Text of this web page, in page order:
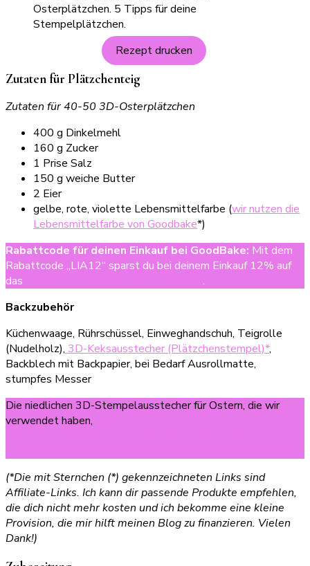
Rezept drucken
Zutaten für Plätzchenteig
Zutaten für 40-50 3D-Osterplätzchen
400 g Dinkelmehl
160 g Zucker
1 Prise Salz
150 g weiche Butter
2 Eier
gelbe, rote, violette Lebensmittelfarbe (wir nutzen die
Lebensmittelfarbe von Goodbake*)
Rabattcode für deinen Einkauf bei GoodBake: Mit dem
Rabattcode „LIA12“ sparst du bei deinem Einkauf 12% auf
das
.
Backzubehör
Küchenwaage, Rührschüssel, Einweghandschuh, Teigrolle
(Nudelholz), 3D-Keksausstecher (Plätzchenstempel)*,
Backblech mit Backpapier, bei Bedarf Ausrollmatte,
stumpfes Messer
Die niedlichen 3D-Stempelausstecher für Ostern, die wir
verwendet haben,
(*Die mit Sternchen (*) gekennzeichneten Links sind
Affiliate-Links. Ich kann dir passende Produkte empfehlen,
die dich nicht mehr kosten und ich bekomme eine kleine
Provision, die mir hilft meinen Blog zu finanzieren. Vielen
Dank!)